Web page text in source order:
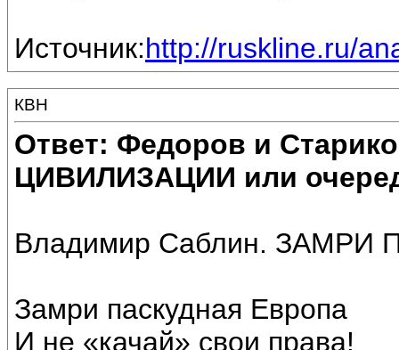
Источник:http://ruskline.ru/
КВН
Ответ: Федоров и
ЦИВИЛИЗАЦИИ или
Владимир Саблин.
Замри паскудная Европа
И не «качай» свои права!